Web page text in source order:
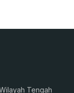
Tengah